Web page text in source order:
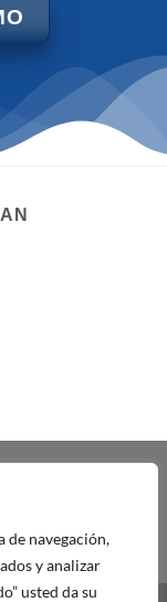
de navegación,
y analizar
usted da su